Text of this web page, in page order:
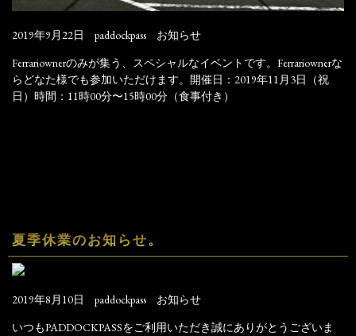
2019年9月22日 paddockpass
お知らせ
Ferrariownerのみが集う、スペシャルなイベントです。Ferrariownerな
らどなた様でも参加いただけます。開催日：2019年11月3日（祝
日）時間：11時00分〜15時00分（食事付き）
夏季休業のお知らせ。
2019年8月10日 paddockpass
お知らせ
いつもPADDOCKPASSをご利用いただき誠にありがとうございま